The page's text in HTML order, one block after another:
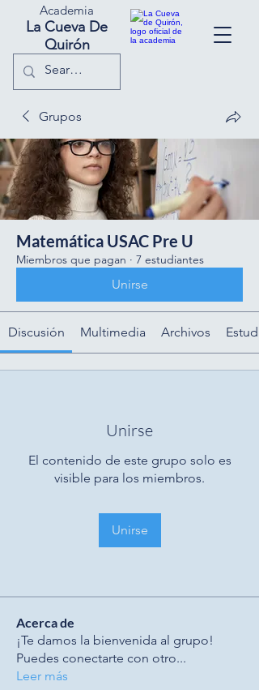
Academia
La Cueva De
Quirón
Grupos
Matemática USAC Pre U
Miembros que pagan · 7 estudiantes
Unirse
Discusión Multimedia Archivos
Unirse
El contenido de este grupo solo es
visible para los miembros.
Unirse
Acerca de
¡Te damos la bienvenida al grupo!
Puedes conectarte con otro...
Leer más